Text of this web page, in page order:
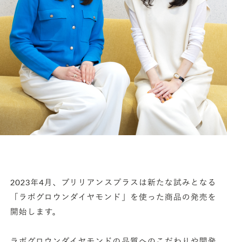
2023年4月、ブリリアンスプラスは新たな試みとなる
「ラボグロウンダイヤモンド」を使った商品の発売を
開始します。